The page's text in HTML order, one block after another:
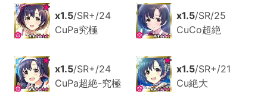
x1.5/SR+/24
CuPa究極
x1.5/SR/25
CuCo超絶
x1.5/SR+/24
CuPa超絶-究極
x1.5/SR+/21
Cu絶大